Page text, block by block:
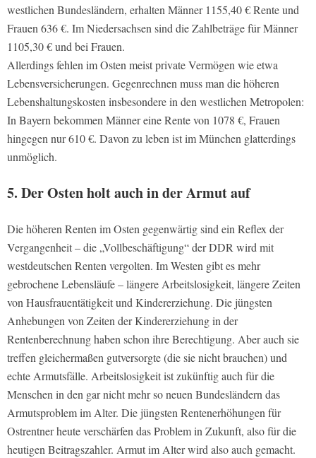
westlichen Bundesländern, erhalten Männer 1155,40 € Rente und
Frauen 636 €. Im Niedersachsen sind die Zahlbeträge für Männer
1105,30 € und bei Frauen.
Allerdings fehlen im Osten meist private Vermögen wie etwa
Lebensversicherungen. Gegenrechnen muss man die höheren
Lebenshaltungskosten insbesondere in den westlichen Metropolen:
In Bayern bekommen Männer eine Rente von 1078 €, Frauen
hingegen nur 610 €. Davon zu leben ist im München glatterdings
unmöglich.
5. Der Osten holt auch in der Armut auf
Die höheren Renten im Osten gegenwärtig sind ein Reflex der
Vergangenheit – die „Vollbeschäftigung“ der DDR wird mit
westdeutschen Renten vergolten. Im Westen gibt es mehr
gebrochene Lebensläufe – längere Arbeitslosigkeit, längere Zeiten
von Hausfrauentätigkeit und Kindererziehung. Die jüngsten
Anhebungen von Zeiten der Kindererziehung in der
Rentenberechnung haben schon ihre Berechtigung. Aber auch sie
treffen gleichermaßen gutversorgte (die sie nicht brauchen) und
echte Armutsfälle. Arbeitslosigkeit ist zukünftig auch für die
Menschen in den gar nicht mehr so neuen Bundesländern das
Armutsproblem im Alter. Die jüngsten Rentenerhöhungen für
Ostrentner heute verschärfen das Problem in Zukunft, also für die
heutigen Beitragszahler. Armut im Alter wird also auch gemacht.